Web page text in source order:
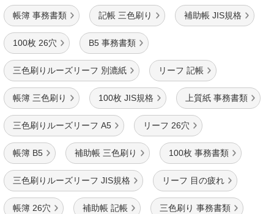
帳簿 事務書類 記帳 三色刷り 補助帳 JIS規格
100枚 26穴 B5 事務書類
三色刷りルーズリーフ 別漉紙 リーフ 記帳
帳簿 三色刷り 100枚 JIS規格 上質紙 事務書類
三色刷りルーズリーフ A5 リーフ 26穴
帳簿 B5 補助帳 三色刷り 100枚 事務書類
三色刷りルーズリーフ JIS規格 リーフ 目の疲れ
帳簿 26穴 補助帳 記帳 三色刷り 事務書類